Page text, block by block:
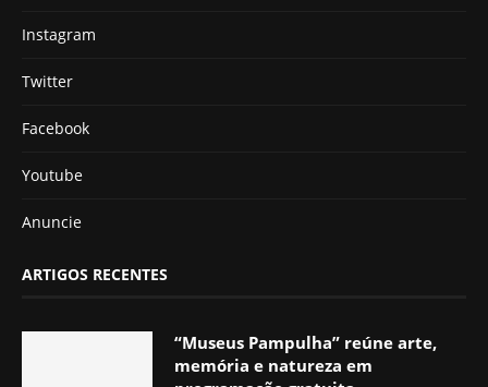
Instagram
Twitter
Facebook
Youtube
Anuncie
ARTIGOS RECENTES
“Museus Pampulha” reúne arte,
memória e natureza em